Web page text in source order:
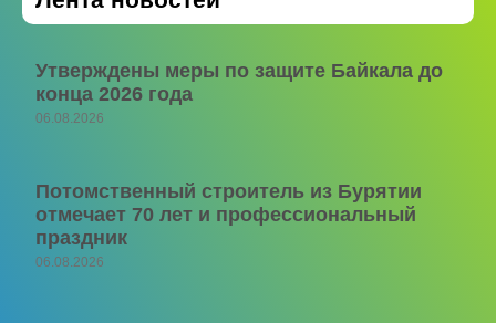
Утверждены меры по защите Байкала до
конца 2026 года
06.08.2026
Потомственный строитель из Бурятии
отмечает 70 лет и профессиональный
праздник
06.08.2026